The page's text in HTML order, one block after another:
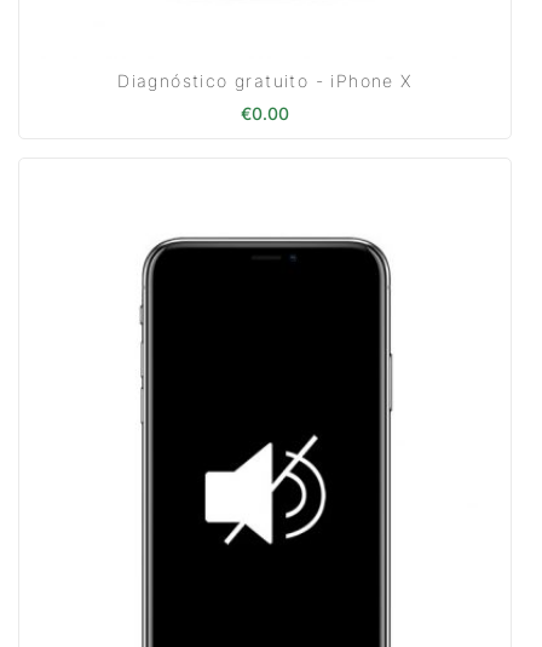
Diagnóstico gratuito - iPhone X
€0.00